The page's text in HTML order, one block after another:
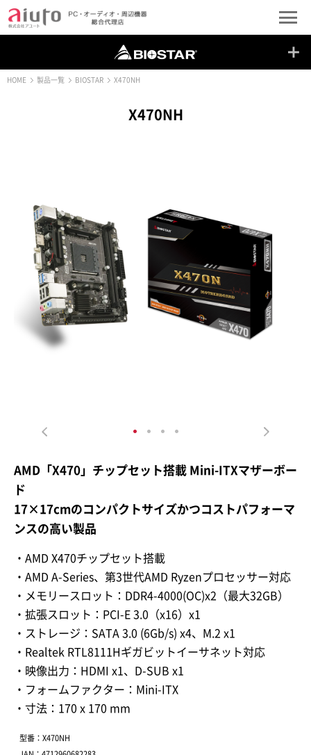
HOME 製品一覧 BIOSTAR X470NH
X470NH
AMD「X470」チップセット搭載 Mini-ITXマザーボー
ド
17×17cmのコンパクトサイズかつコストパフォーマ
ンスの高い製品
・AMD X470チップセット搭載
・AMD A-Series、第3世代AMD Ryzenプロセッサー対応
・メモリースロット：DDR4-4000(OC)x2（最大32GB）
・拡張スロット：PCI-E 3.0（x16）x1
・ストレージ：SATA 3.0 (6Gb/s) x4、M.2 x1
・Realtek RTL8111Hギガビットイーサネット対応
・映像出力：HDMI x1、D-SUB x1
・フォームファクター：Mini-ITX
・寸法：170 x 170 mm
型番：X470NH